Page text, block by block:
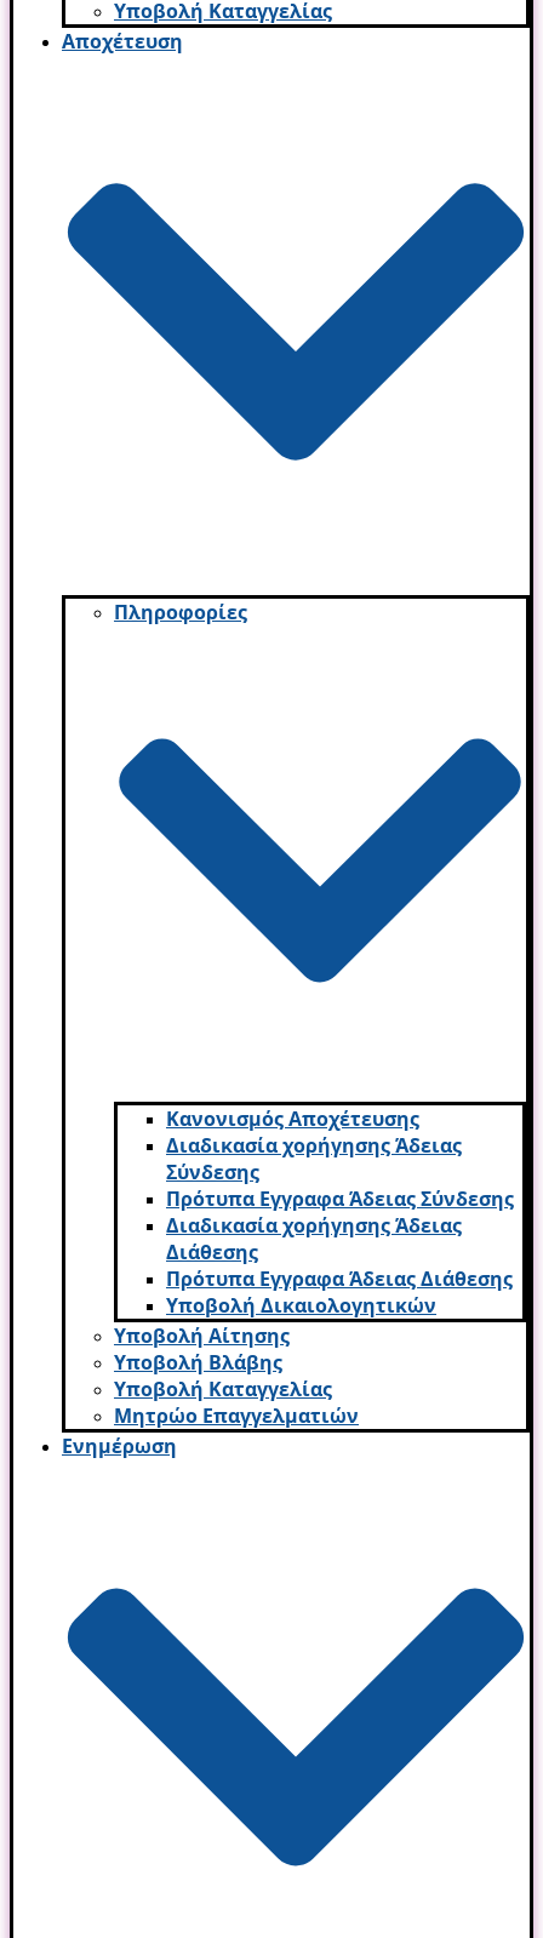
Υποβολή Καταγγελίας
Αποχέτευση
Πληροφορίες
Κανονισμός Αποχέτευσης
Διαδικασία χορήγησης Άδειας
Σύνδεσης
Πρότυπα Εγγραφα Άδειας Σύνδεσης
Διαδικασία χορήγησης Άδειας
Διάθεσης
Πρότυπα Εγγραφα Άδειας Διάθεσης
Υποβολή Δικαιολογητικών
Υποβολή Αίτησης
Υποβολή Βλάβης
Υποβολή Καταγγελίας
Μητρώο Επαγγελματιών
Ενημέρωση